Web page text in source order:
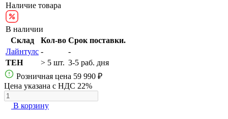
Наличие товара
В наличии
Склад
Кол-во Срок поставки.
Лайнтулс -
-
TEH
> 5 шт. 3-5 раб. дня
Розничная цена 59 990 ₽
Цена указана с НДС 22%
В корзину